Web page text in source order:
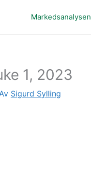
Markedsanalysen
1, 2023
Sigurd Sylling